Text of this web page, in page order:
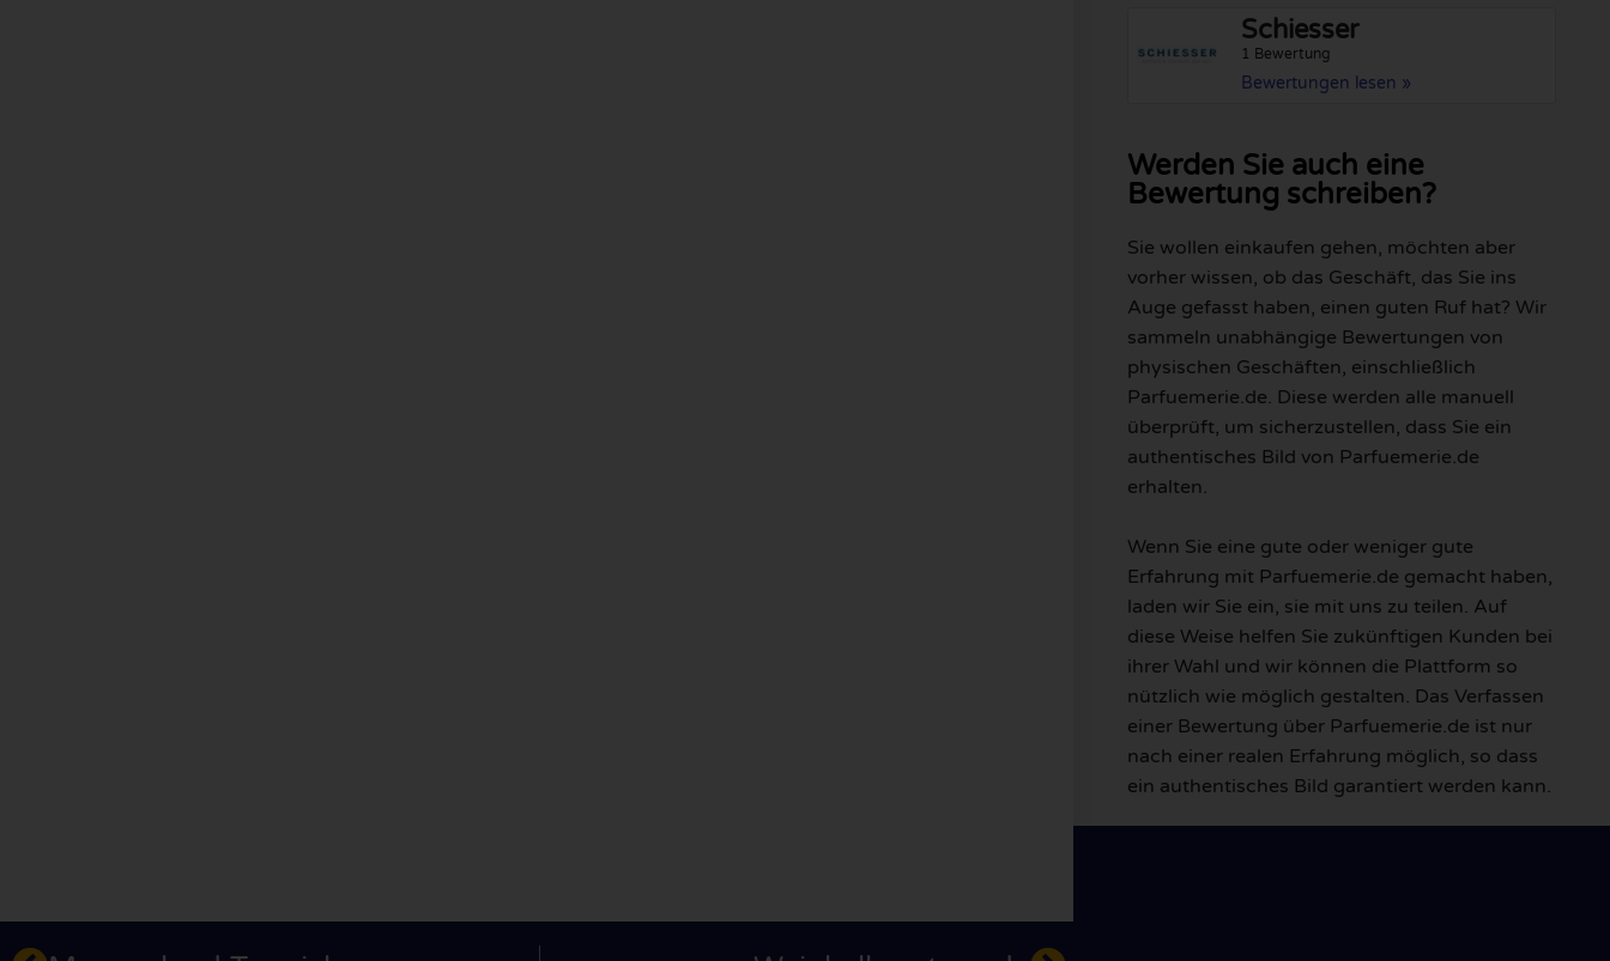
Schiesser
1 Bewertung
Bewertungen lesen »
Werden Sie auch eine
Bewertung schreiben?
Sie wollen einkaufen gehen, möchten aber
vorher wissen, ob das Geschäft, das Sie ins
Auge gefasst haben, einen guten Ruf hat? Wir
sammeln unabhängige Bewertungen von
physischen Geschäften, einschließlich
Parfuemerie.de. Diese werden alle manuell
überprüft, um sicherzustellen, dass Sie ein
authentisches Bild von Parfuemerie.de
erhalten.
Wenn Sie eine gute oder weniger gute
Erfahrung mit Parfuemerie.de gemacht haben,
laden wir Sie ein, sie mit uns zu teilen. Auf
diese Weise helfen Sie zukünftigen Kunden bei
ihrer Wahl und wir können die Plattform so
nützlich wie möglich gestalten. Das Verfassen
einer Bewertung über Parfuemerie.de ist nur
nach einer realen Erfahrung möglich, so dass
ein authentisches Bild garantiert werden kann.